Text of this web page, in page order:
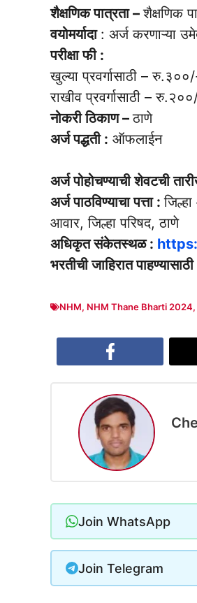
शैक्षणिक पात्रता –शैक्षणिक
वयोमर्यादा : अर्ज करणाऱ्या
परीक्षा फी :
खुल्या प्रवर्गासाठी –
राखीव प्रवर्गासाठी –
नोकरी ठिकाण –ठाणे
अर्ज पद्धती : ऑफलाईन
अर्ज पोहोचण्याची शेवटची
अर्ज पाठविण्याचा पत्ता :
आवार, जिल्हा परिषद, ठाणे
अधिकृत संकेतस्थळ :
भरतीची जाहिरात
NHM, NHM Thane Bharti 2024,
Join WhatsApp
Join Telegram